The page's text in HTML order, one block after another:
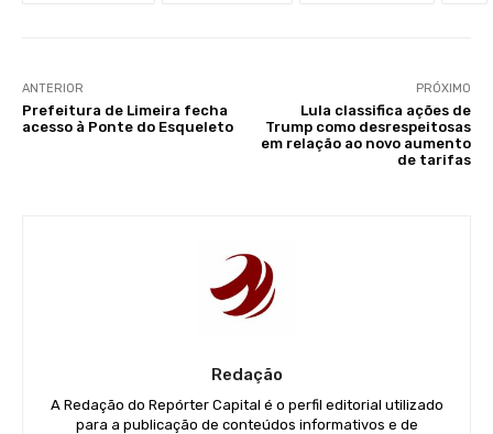
ANTERIOR
Prefeitura de Limeira fecha
acesso à Ponte do Esqueleto
PRÓXIMO
Lula classifica ações de
Trump como desrespeitosas
em relação ao novo aumento
de tarifas
Redação
A Redação do Repórter Capital é o perfil editorial utilizado
para a publicação de conteúdos informativos e de